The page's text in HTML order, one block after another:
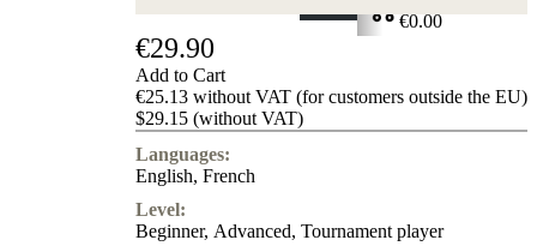
€0.00
€29.90
Add to Cart
€25.13 without VAT (for customers outside the EU)
$29.15 (without VAT)
Languages:
English, French
Level:
Beginner, Advanced, Tournament player